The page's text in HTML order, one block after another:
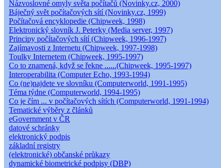
Názvoslovné omyly světa počítačů (Novinky.cz, 2000)
Báječný svět počítačových sítí (Novinky.cz, 1999)
Počítačová encyklopedie (Chipweek, 1998)
Elektronický slovník J. Peterky (Media server, 1997)
Principy počítačových sítí (Chipweek, 1996-1997)
Zajímavosti z Internetu (Chipweek, 1997-1998)
Toulky Internetem (Chipweek, 1995-1997)
Co to znamená, když se řekne ......(Chipweek, 1995-1997)
Interoperabilita (Computer Echo, 1993-1994)
Co (ne)najdete ve slovníku (Computerworld, 1991-1995)
Téma týdne (Computerworld, 1994-1995)
Co je čím ... v počítačových sítích (Computerworld, 1991-1994)
Tematické výběry z článků
eGovernment v ČR
datové schránky
elektronický podpis
základní registry
(elektronické) občanské průkazy
dynamické biometrické podpisy (DBP)